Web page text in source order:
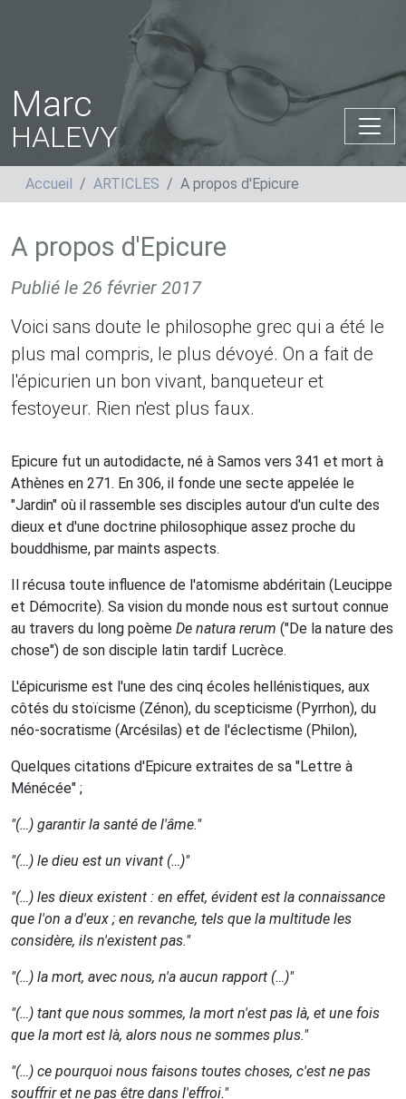
Marc
HALEVY
Accueil ARTICLES A propos d'Epicure
A propos d'Epicure
Publié le 26 février 2017
Voici sans doute le philosophe grec qui a été le
plus mal compris, le plus dévoyé. On a fait de
l'épicurien un bon vivant, banqueteur et
festoyeur. Rien n'est plus faux.
Epicure fut un autodidacte, né à Samos vers 341 et mort à
Athènes en 271. En 306, il fonde une secte appelée le
"Jardin" où il rassemble ses disciples autour d'un culte des
dieux et d'une doctrine philosophique assez proche du
bouddhisme, par maints aspects.
Il récusa toute influence de l'atomisme abdéritain (Leucippe
et Démocrite). Sa vision du monde nous est surtout connue
au travers du long poème De natura rerum ("De la nature des
chose") de son disciple latin tardif Lucrèce.
L'épicurisme est l'une des cinq écoles hellénistiques, aux
côtés du stoïcisme (Zénon), du scepticisme (Pyrrhon), du
néo-socratisme (Arcésilas) et de l'éclectisme (Philon),
Quelques citations d'Epicure extraites de sa "Lettre à
Ménécée" ;
"(…) garantir la santé de l'âme."
"(…) le dieu est un vivant (…)"
"(…) les dieux existent : en effet, évident est la connaissance
que l'on a d'eux ; en revanche, tels que la multitude les
considère, ils n'existent pas."
"(…) la mort, avec nous, n'a aucun rapport (…)"
"(…) tant que nous sommes, la mort n'est pas là, et une fois
que la mort est là, alors nous ne sommes plus."
"(…) ce pourquoi nous faisons toutes choses, c'est ne pas
souffrir et ne pas être dans l'effroi."